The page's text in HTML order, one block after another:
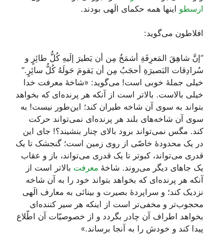
ارسطو اینها همه حکمای الَهی بودند.
افلاطون می‌گوید:
”إنَّ شاهِقَ المَعرِفَةِ أشمَخُ مِن أن یَطیرَ إلَیهِ کُلُّ طائِرٍ و
سُرادِقات البَصیرَةِ أحجَبُ مِن أن یَقومَ حَولَهُ کُلُّ سائِرٍ.“
خیلی جملۀ خوبی است! می‌گوید: «شاخۀ معرفت خدا
خیلی بالاست. بالاتر است از آنکه هر پرنده‌ای که بخواهد
بتواند به سوی آن شاخه طیران کند؛ این‌طور نیست! به
سوی آن شاخه‌های بلند هر پرنده‌ای نمی‌تواند حرکت
کند. مگس نمی‌تواند برود بالای چنار بنشیند؟! جای این
در یک محدودۀ خاصّی از روی زمین است؛ گنجشک تا یک
قدری می‌تواند، کبوتر تا یک قدری می‌تواند، باز و عقاب
یک جاهای دیگر می‌روند. شاخۀ معرفت بالاتر است از
آنکه هر پرنده‌ای که بخواهد بتواند خود را به آن شاخه
نزدیک کند؛ و سراپردۀ بصیرت و بینائی به معارف الَهی
محجوب‌تر و مخفی‌تر است از اینکه هر سیر کننده‌ای
بخواهد اطراف آن چادر بگردد و از خصوصیّات آن اطّلاع
پیدا کند و خودش را به آنجا برساند.»